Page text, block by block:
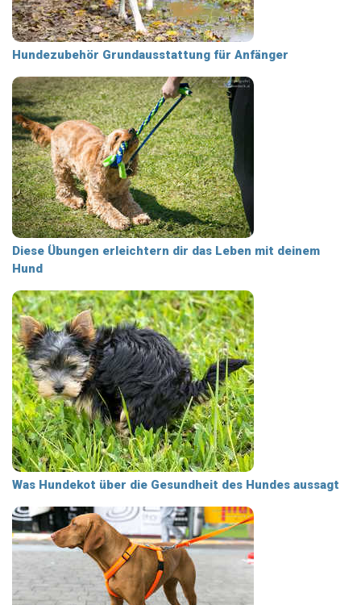
Hundezubehör Grundausstattung für Anfänger
Diese Übungen erleichtern dir das Leben mit deinem
Hund
Was Hundekot über die Gesundheit des Hundes aussagt